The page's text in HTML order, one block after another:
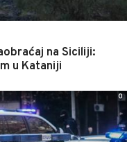
na Siciliji:
u Kataniji
0